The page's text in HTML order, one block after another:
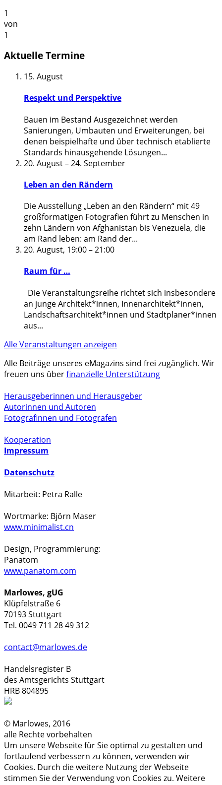
1
von
1
Aktuelle Termine
15. August
Respekt und Perspektive
Bauen im Bestand Ausgezeichnet werden
Sanierungen, Umbauten und Erweiterungen, bei
denen beispielhafte und über technisch etablierte
Standards hinausgehende Lösungen...
20. August–24. September
Leben an den Rändern
Die Ausstellung „Leben an den Rändern“ mit 49
großformatigen Fotografien führt zu Menschen in
zehn Ländern von Afghanistan bis Venezuela, die
am Rand leben: am Rand der...
20. August, 19:00–21:00
Raum für …
Die Veranstaltungsreihe richtet sich insbesondere
an junge Architekt*innen, Innenarchitekt*innen,
Landschaftsarchitekt*innen und Stadtplaner*innen
aus...
Alle Veranstaltungen anzeigen
Alle Beiträge unseres eMagazins sind frei zugänglich. Wir
freuen uns überfinanzielle Unterstützung
Herausgeberinnen und Herausgeber
Autorinnen und Autoren
Fotografinnen und Fotografen
Kooperation
Impressum
Datenschutz
Mitarbeit: Petra Ralle
Wortmarke: Björn Maser
www.minimalist.cn
Design, Programmierung:
Panatom
www.panatom.com
Marlowes, gUG
Klüpfelstraße 6
70193 Stuttgart
Tel. 0049 711 28 49 312
contact@marlowes.de
Handelsregister B
des Amtsgerichts Stuttgart
HRB 804895
© Marlowes, 2016
alle Rechte vorbehalten
Um unsere Webseite für Sie optimal zu gestalten und
fortlaufend verbessern zu können, verwenden wir
Cookies. Durch die weitere Nutzung der Webseite
stimmen Sie der Verwendung von Cookies zu. Weitere